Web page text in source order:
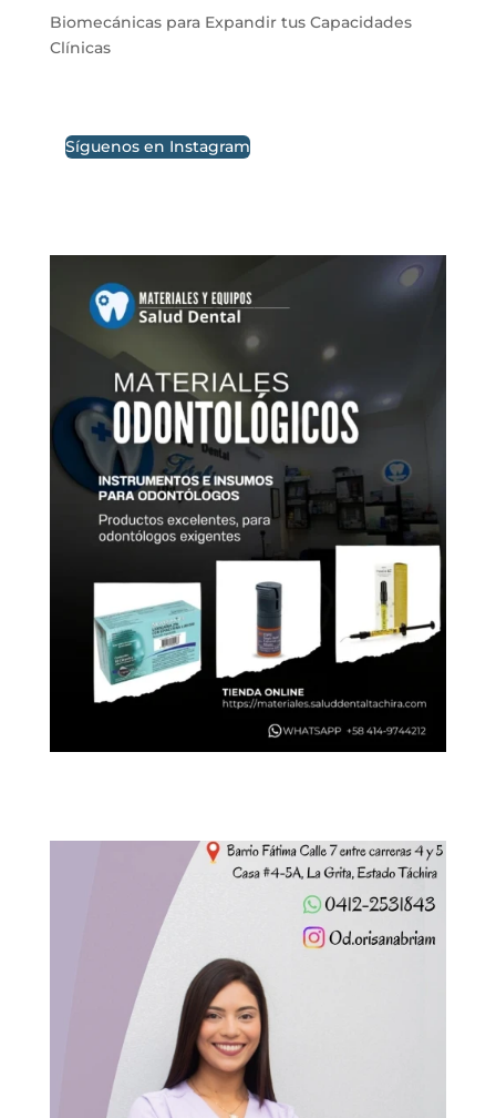
Biomecánicas para Expandir tus Capacidades
Clínicas
Síguenos en Instagram